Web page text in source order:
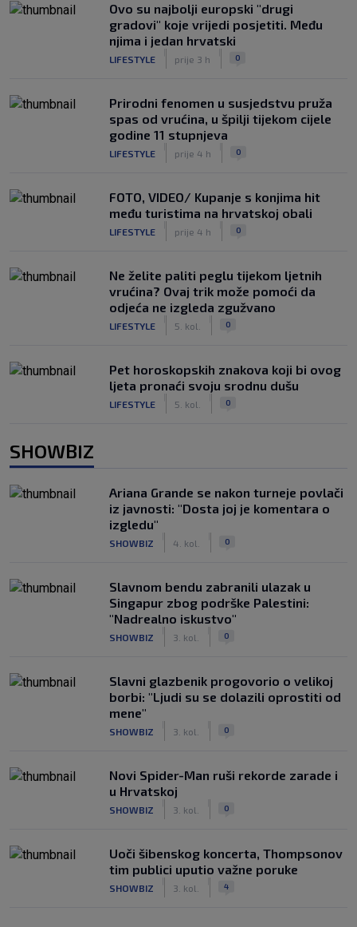
Ovo su najbolji europski "drugi
gradovi" koje vrijedi posjetiti. Među
njima i jedan hrvatski
LIFESTYLE prije 3 h 0
Prirodni fenomen u susjedstvu pruža
spas od vrućina, u špilji tijekom cijele
godine 11 stupnjeva
LIFESTYLE prije 4 h 0
FOTO, VIDEO/ Kupanje s konjima hit
među turistima na hrvatskoj obali
LIFESTYLE prije 4 h 0
Ne želite paliti peglu tijekom ljetnih
vrućina? Ovaj trik može pomoći da
odjeća ne izgleda zgužvano
LIFESTYLE 5. kol. 0
Pet horoskopskih znakova koji bi ovog
ljeta pronaći svoju srodnu dušu
LIFESTYLE 5. kol. 0
SHOWBIZ
Ariana Grande se nakon turneje povlači
iz javnosti: "Dosta joj je komentara o
izgledu"
SHOWBIZ 4. kol. 0
Slavnom bendu zabranili ulazak u
Singapur zbog podrške Palestini:
"Nadrealno iskustvo"
SHOWBIZ 3. kol. 0
Slavni glazbenik progovorio o velikoj
borbi: "Ljudi su se dolazili oprostiti od
mene"
SHOWBIZ 3. kol. 0
Novi Spider-Man ruši rekorde zarade i
u Hrvatskoj
SHOWBIZ 3. kol. 0
Uoči šibenskog koncerta, Thompsonov
tim publici uputio važne poruke
SHOWBIZ 3. kol. 4